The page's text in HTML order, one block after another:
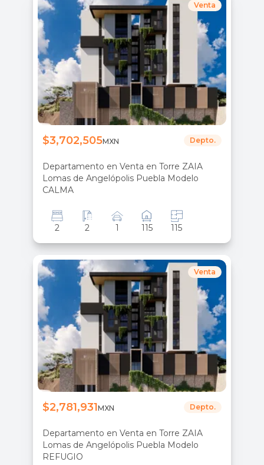
Departamento en Venta en Torre ZAIA
Lomas de Angelópolis Puebla Modelo
CALMA
$3,702,505MXN Depto.
2 2 1 115 115
Venta
Departamento en Venta en Torre ZAIA
Lomas de Angelópolis Puebla Modelo
REFUGIO
$2,781,931MXN Depto.
Venta